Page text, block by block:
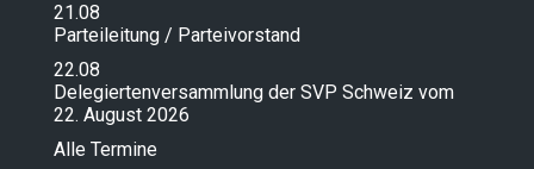
21.08
Parteileitung / Parteivorstand
22.08
Delegiertenversammlung der SVP Schweiz vom
22. August 2026
Alle Termine